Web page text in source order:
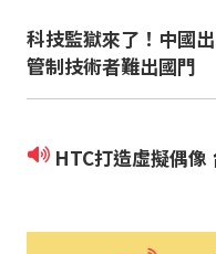
科技監獄來了！中國
管制技術者難出國門
HTC打造虛擬偶像